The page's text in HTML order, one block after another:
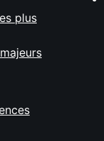
plus